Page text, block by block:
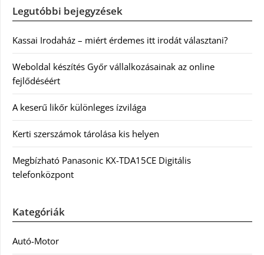
Legutóbbi bejegyzések
Kassai Irodaház – miért érdemes itt irodát választani?
Weboldal készítés Győr vállalkozásainak az online
fejlődéséért
A keserű likőr különleges ízvilága
Kerti szerszámok tárolása kis helyen
Megbízható Panasonic KX-TDA15CE Digitális
telefonközpont
Kategóriák
Autó-Motor